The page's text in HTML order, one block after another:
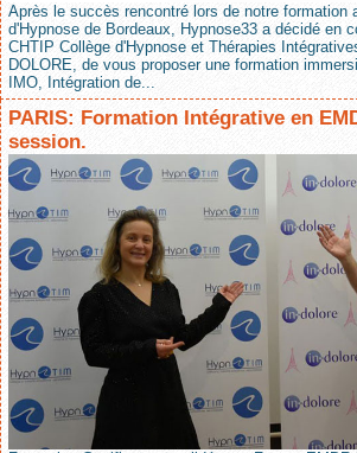
Après le succès rencontré lors de notre formation
d'Hypnose de Bordeaux, Hypnose33 a décidé en
CHTIP Collège d'Hypnose et Thérapies
DOLORE, de vous proposer une formation
IMO, Intégration de...
PARIS: Formation Intégrative en
session.